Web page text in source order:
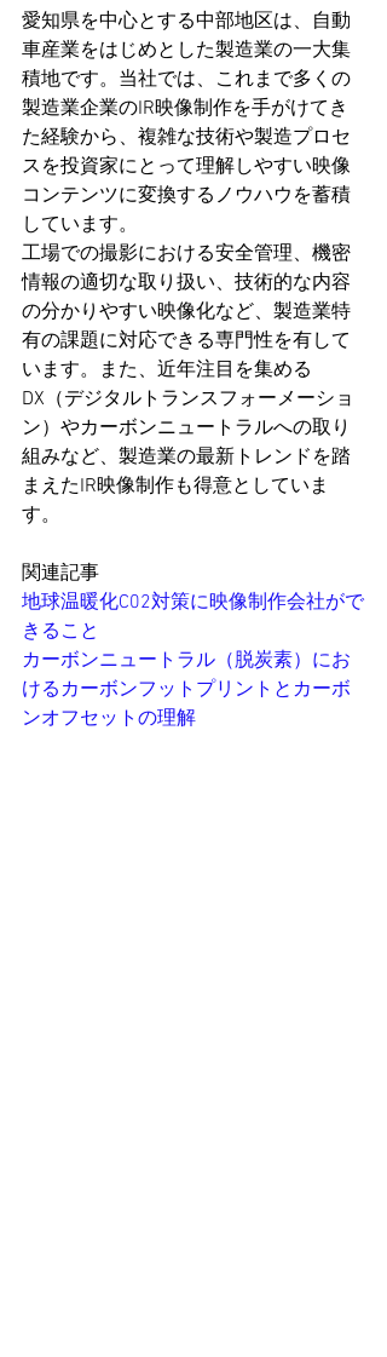
愛知県を中心とする中部地区は、自動
車産業をはじめとした製造業の一大集
積地です。当社では、これまで多くの
製造業企業のIR映像制作を手がけてき
た経験から、複雑な技術や製造プロセ
スを投資家にとって理解しやすい映像
コンテンツに変換するノウハウを蓄積
しています。
工場での撮影における安全管理、機密
情報の適切な取り扱い、技術的な内容
の分かりやすい映像化など、製造業特
有の課題に対応できる専門性を有して
います。また、近年注目を集める
DX（デジタルトランスフォーメーショ
ン）やカーボンニュートラルへの取り
組みなど、製造業の最新トレンドを踏
まえたIR映像制作も得意としていま
す。
関連記事
地球温暖化C02対策に映像制作会社がで
きること
カーボンニュートラル（脱炭素）にお
けるカーボンフットプリントとカーボ
ンオフセットの理解